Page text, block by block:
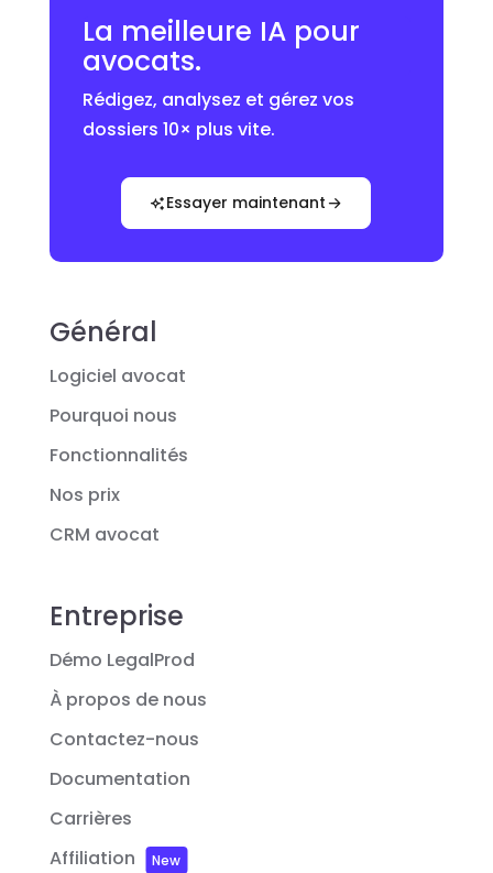
La meilleure IA pour
avocats.
Rédigez, analysez et gérez vos
dossiers 10× plus vite.
Essayer maintenant
Général
Logiciel avocat
Pourquoi nous
Fonctionnalités
Nos prix
CRM avocat
Entreprise
Démo LegalProd
À propos de nous
Contactez-nous
Documentation
Carrières
Affiliation
New